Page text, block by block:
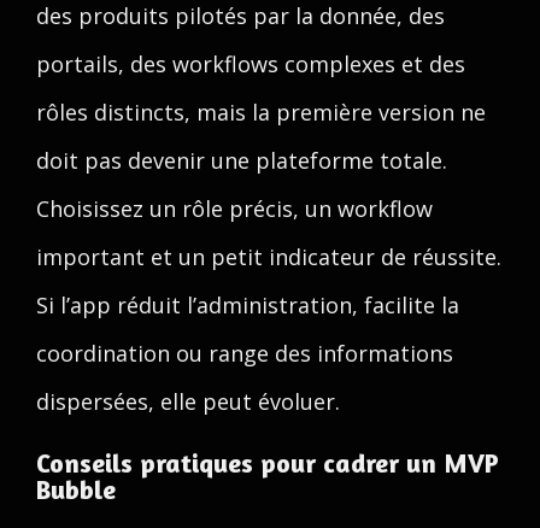
des produits pilotés par la donnée, des
portails, des workflows complexes et des
rôles distincts, mais la première version ne
doit pas devenir une plateforme totale.
Choisissez un rôle précis, un workflow
important et un petit indicateur de réussite.
Si l’app réduit l’administration, facilite la
coordination ou range des informations
dispersées, elle peut évoluer.
Conseils pratiques pour cadrer un MVP
Bubble